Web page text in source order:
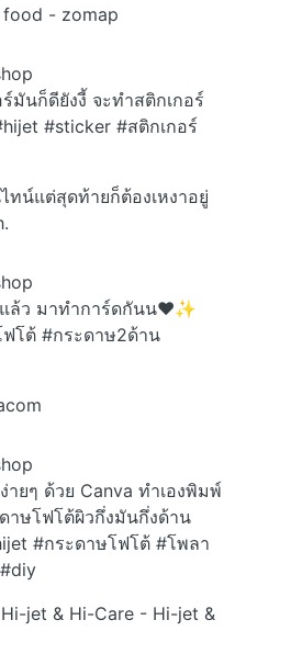
- zomap
มันก็ดียังงี้ จะทำสติกเกอร์
#sticker #สติกเกอร์
ทน์แต่สุดท้ายก็ต้องเหงาอยู่
แล้ว มาทำการ์ดกันน❤️✨
โต้ #กระดาษ2ด้าน
ยๆ ด้วย Canva ทำเองพิมพ์
ษโฟโต้ผิวกึ่งมันกึ่งด้าน
#กระดาษโฟโต้ #โพลา
#diy
jet & Hi-Care - Hi-jet &